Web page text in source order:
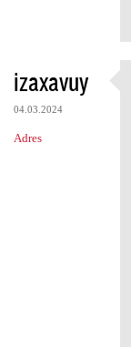
izaxavuy
04.03.2024
Adres